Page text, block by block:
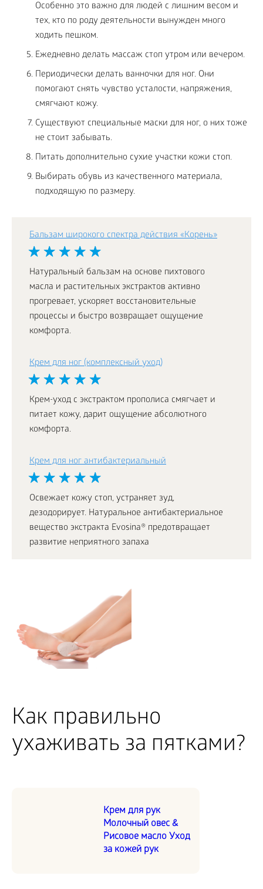
Особенно это важно для людей с лишним весом и
тех, кто по роду деятельности вынужден много
ходить пешком.
Ежедневно делать массаж стоп утром или вечером.
Периодически делать ванночки для ног. Они
помогают снять чувство усталости, напряжения,
смягчают кожу.
Существуют специальные маски для ног, о них тоже
не стоит забывать.
Питать дополнительно сухие участки кожи стоп.
Выбирать обувь из качественного материала,
подходящую по размеру.
Бальзам широкого спектра действия «Корень»
Натуральный бальзам на основе пихтового
масла и растительных экстрактов активно
прогревает, ускоряет восстановительные
процессы и быстро возвращает ощущение
комфорта.
Крем для ног (комплексный уход)
Крем-уход с экстрактом прополиса смягчает и
питает кожу, дарит ощущение абсолютного
комфорта.
Крем для ног антибактериальный
Освежает кожу стоп, устраняет зуд,
дезодорирует. Натуральное антибактериальное
вещество экстракта Evosina® предотвращает
развитие неприятного запаха
Как правильно
ухаживать за пятками?
Крем для рук
Молочный овес &
Рисовое масло Уход
за кожей рук